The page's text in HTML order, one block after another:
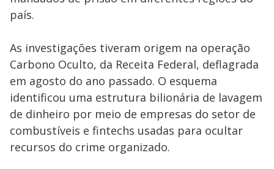
país.
As investigações tiveram origem na operação
Carbono Oculto, da Receita Federal, deflagrada
em agosto do ano passado. O esquema
identificou uma estrutura bilionária de lavagem
de dinheiro por meio de empresas do setor de
combustíveis e fintechs usadas para ocultar
recursos do crime organizado.